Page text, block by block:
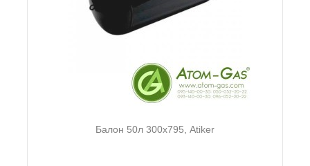
Балон 50л 300х795, Atiker